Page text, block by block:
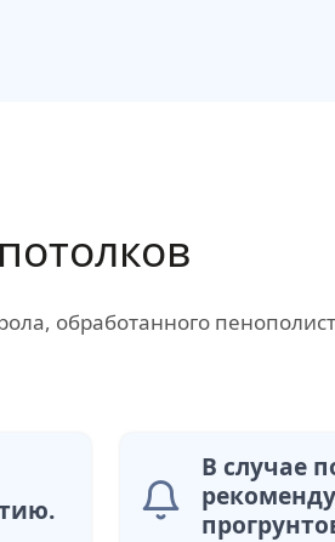
обработанного
В случае